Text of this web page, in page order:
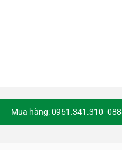
Mua hàng: 0961.341.310-